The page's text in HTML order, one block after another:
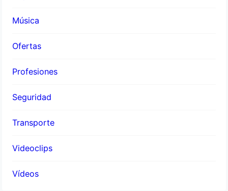
Música
Ofertas
Profesiones
Seguridad
Transporte
Videoclips
Vídeos